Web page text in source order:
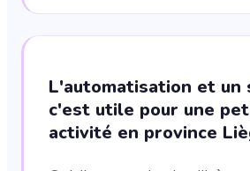
L'automatisation et un
c'est utile pour une
activité en province